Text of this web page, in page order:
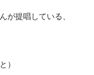
が提唱している、
）